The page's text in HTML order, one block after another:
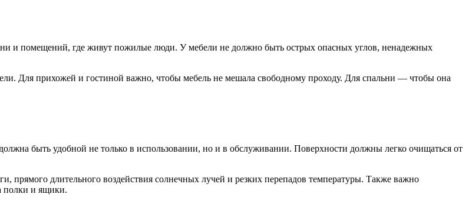
и помещений, где живут пожилые люди. У мебели не должно быть острых опасных углов, ненадежных
Для прихожей и гостиной важно, чтобы мебель не мешала свободному проходу. Для спальни — чтобы она
быть удобной не только в использовании, но и в обслуживании. Поверхности должны легко очищаться от
прямого длительного воздействия солнечных лучей и резких перепадов температуры. Также важно
полки и ящики.